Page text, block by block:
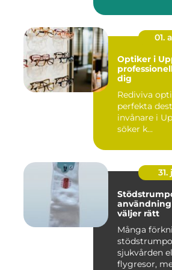
01.
Optiker i
dig
Rediviva
perfekta
invånare i
söker k...
31.
Stödstrumpor
väljer rätt
Många
sjukvården
flygresor,